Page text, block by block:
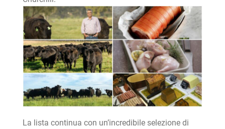
La lista continua con un’incredibile selezione di